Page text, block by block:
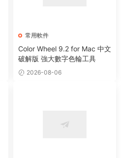
常用軟件
Color Wheel 9.2 for Mac 中文
破解版 強大數字色輪工具
2026-08-06